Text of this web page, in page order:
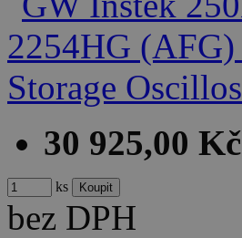
30 925,00 Kč
ks
bez DPH